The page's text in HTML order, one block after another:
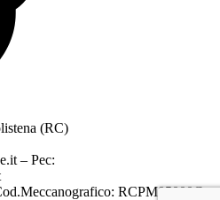
(RC)
– Pec:
RCPM05000C